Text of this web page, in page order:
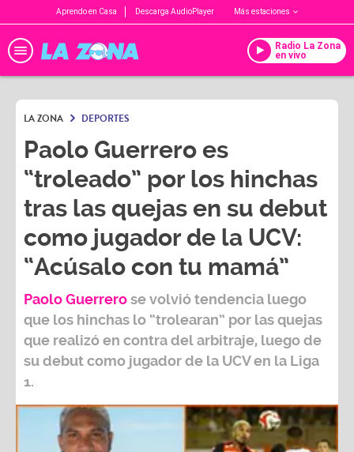
Aprendo en Casa Descarga AudioPlayer Más estaciones
Radio La Zona
en vivo
LA ZONA DEPORTES
Paolo Guerrero es
“troleado” por los hinchas
tras las quejas en su debut
como jugador de la UCV:
“Acúsalo con tu mamá”
Paolo Guerrerose volvió tendencia luego
que los hinchas lo “trolearan” por las quejas
que realizó en contra del arbitraje, luego de
su debut como jugador de la UCV en la Liga
1.